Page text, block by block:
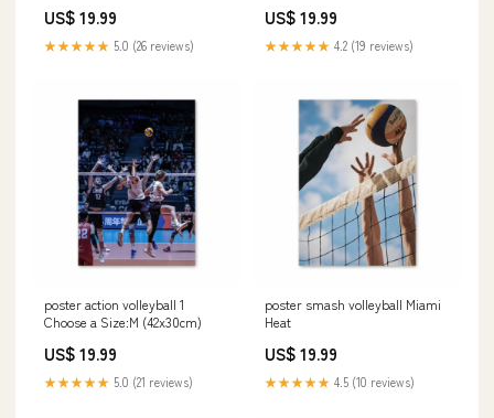
US$ 19.99
★★★★★ 5.0 (26 reviews)
US$ 19.99
★★★★★ 4.2 (19 reviews)
poster action volleyball 1
Choose a Size:M (42x30cm)
US$ 19.99
★★★★★ 5.0 (21 reviews)
poster smash volleyball Miami
Heat
US$ 19.99
★★★★★ 4.5 (10 reviews)